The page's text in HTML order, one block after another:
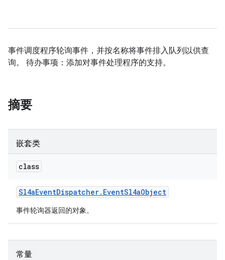
事件调度程序轮询事件，并按名称将事件排入队列以供查
询。 待办事项：添加对事件处理程序的支持。
摘要
嵌套类
class
Sl4aEventDispatcher. EventSl4aObject
事件轮询器返回的对象。
常量